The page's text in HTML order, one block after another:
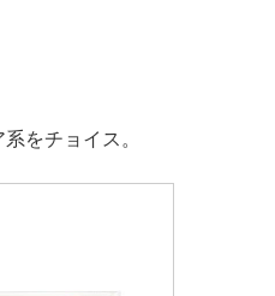
をチョイス。